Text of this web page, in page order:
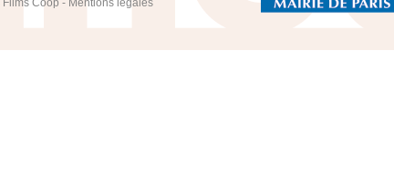
Coop - Mentions légales